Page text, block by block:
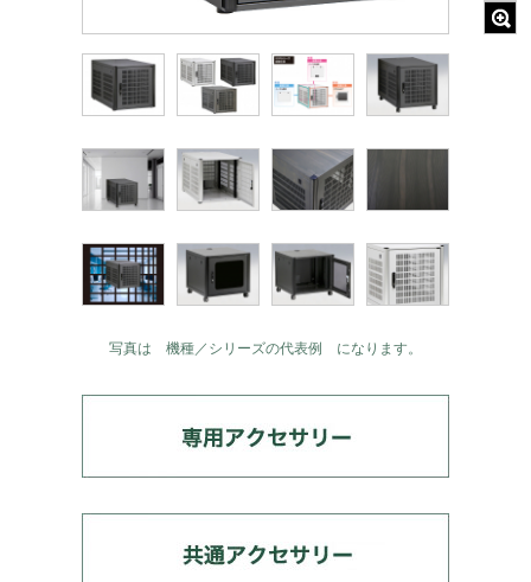
写真は 機種／シリーズの代表例 になります。